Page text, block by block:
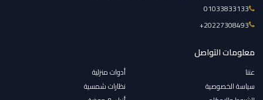
01033833133
‎+20227308493
معلومات التواصل
عننا
سياسة الخصوصية
أدوات منزلية
نظارات شمسية